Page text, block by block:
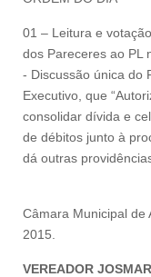
01 – Leitura e
dos Pareceres ao PL
- Discussão única do
Executivo, que
consolidar dívida e
de débitos junto à
dá outras
Câmara Municipal de
2015.
VEREADOR